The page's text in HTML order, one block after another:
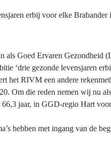
erbij voor elke Brabander
als Goed Ervaren
‘drie gezonde levensjaren
het RIVM een andere
Om die reden nemen wij nu
jaar, in GGD-regio Hart
hebben met ingang van de